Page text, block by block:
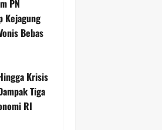
PN
Kejagung
Bebas
Krisis
Tiga
RI